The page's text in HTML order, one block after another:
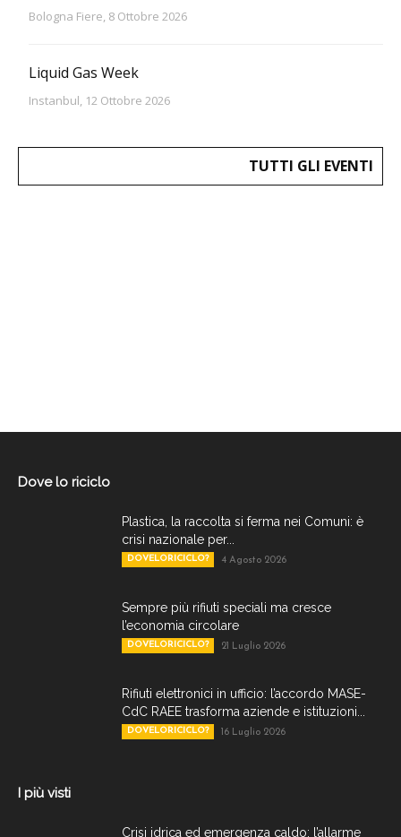
Bologna Fiere, 8 Ottobre 2026
Liquid Gas Week
Instanbul, 12 Ottobre 2026
TUTTI GLI EVENTI
Dove lo riciclo
Plastica, la raccolta si ferma nei Comuni: è
crisi nazionale per...
DOVELORICICLO? 4 Agosto 2026
Sempre più rifiuti speciali ma cresce
l’economia circolare
DOVELORICICLO? 21 Luglio 2026
Rifiuti elettronici in ufficio: l’accordo MASE-
CdC RAEE trasforma aziende e istituzioni...
DOVELORICICLO? 16 Luglio 2026
I più visti
Crisi idrica ed emergenza caldo: l’allarme